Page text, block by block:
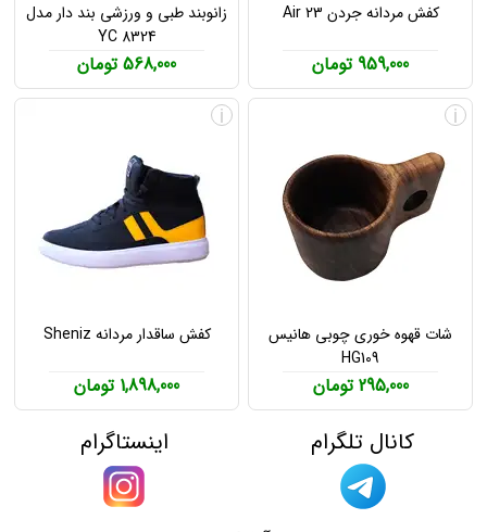
کفش مردانه جردن Air 23
959,000 تومان
زانوبند طبی و ورزشی بند دار مدل
YC 8324
568,000 تومان
شات قهوه خوری چوبی هانیس
HG109
295,000 تومان
i
کفش ساقدار مردانه Sheniz
1,898,000 تومان
i
کانال تلگرام اینستاگرام